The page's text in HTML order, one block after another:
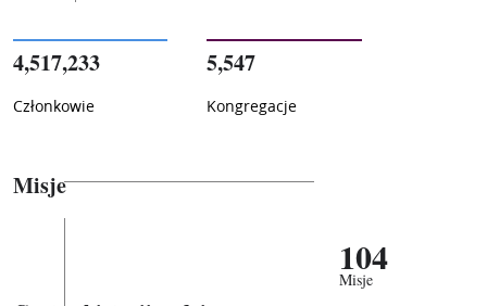
4,517,233
Członkowie
5,547
Kongregacje
Misje
104
Misje